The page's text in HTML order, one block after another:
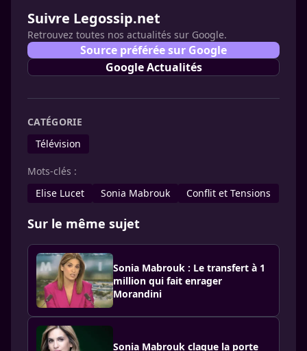
Suivre Legossip.net
Retrouvez toutes nos actualités sur Google.
Source préférée sur Google
Google Actualités
CATÉGORIE
Télévision
Mots-clés :
Elise Lucet
Sonia Mabrouk Conflit et Tensions
Sur le même sujet
Sonia Mabrouk : Le transfert à 1
million qui fait enrager
Morandini
Sonia Mabrouk claque la porte